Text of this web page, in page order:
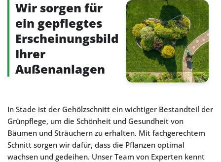
Wir sorgen für
ein gepflegtes
Erscheinungsbild
Ihrer
Außenanlagen
In Stade ist der Gehölzschnitt ein wichtiger Bestandteil der
Grünpflege, um die Schönheit und Gesundheit von
Bäumen und Sträuchern zu erhalten. Mit fachgerechtem
Schnitt sorgen wir dafür, dass die Pflanzen optimal
wachsen und gedeihen. Unser Team von Experten kennt